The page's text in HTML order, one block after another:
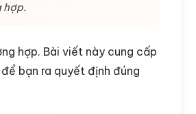
hợp.
hợp. Bài viết này cung cấp
bạn ra quyết định đúng